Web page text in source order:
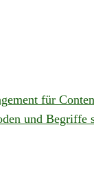
für
und Begriffe